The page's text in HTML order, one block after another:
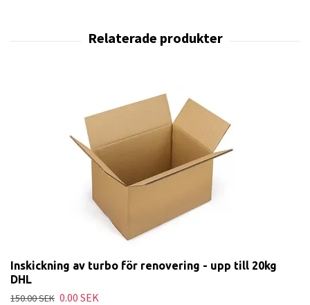
Inskickning av turbo för renovering - upp till 20kg
DHL
150.00 SEK 0.00 SEK